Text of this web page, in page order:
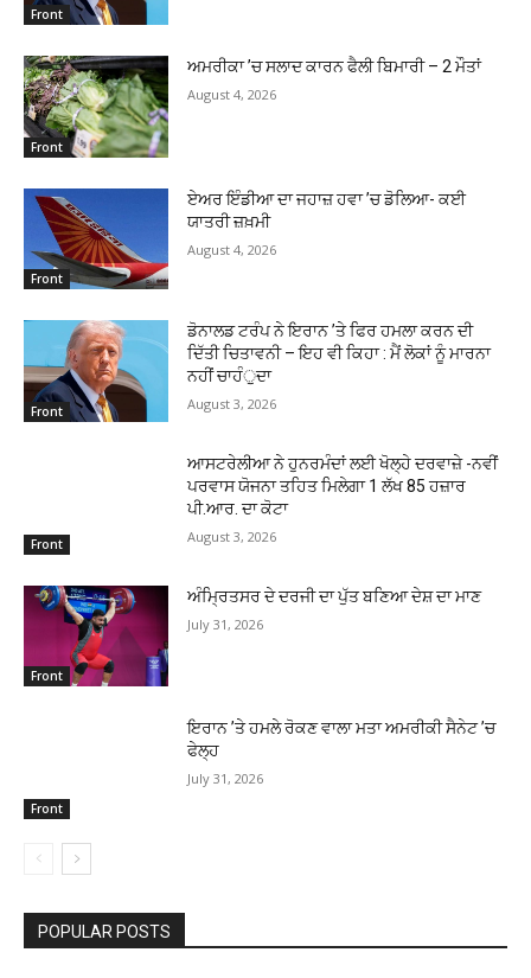
Front
Front
ਅਮਰੀਕਾ ’ਚ ਸਲਾਦ ਕਾਰਨ ਫੈਲੀ ਬਿਮਾਰੀ – 2 ਮੌਤਾਂ
August 4, 2026
Front
ਏਅਰ ਇੰਡੀਆ ਦਾ ਜਹਾਜ਼ ਹਵਾ ’ਚ ਡੋਲਿਆ- ਕਈ
ਯਾਤਰੀ ਜ਼ਖ਼ਮੀ
August 4, 2026
Front
ਡੋਨਾਲਡ ਟਰੰਪ ਨੇ ਇਰਾਨ ’ਤੇ ਫਿਰ ਹਮਲਾ ਕਰਨ ਦੀ
ਦਿੱਤੀ ਚਿਤਾਵਨੀ – ਇਹ ਵੀ ਕਿਹਾ : ਮੈਂ ਲੋਕਾਂ ਨੂੰ ਮਾਰਨਾ
ਨਹੀਂ ਚਾਹੰੁਦਾ
August 3, 2026
Front
ਆਸਟਰੇਲੀਆ ਨੇ ਹੁਨਰਮੰਦਾਂ ਲਈ ਖੋਲ੍ਹੇ ਦਰਵਾਜ਼ੇ -ਨਵੀਂ
ਪਰਵਾਸ ਯੋਜਨਾ ਤਹਿਤ ਮਿਲੇਗਾ 1 ਲੱਖ 85 ਹਜ਼ਾਰ
ਪੀ.ਆਰ. ਦਾ ਕੋਟਾ
August 3, 2026
Front
ਅੰਮਿ੍ਰਤਸਰ ਦੇ ਦਰਜੀ ਦਾ ਪੁੱਤ ਬਣਿਆ ਦੇਸ਼ ਦਾ ਮਾਣ
July 31, 2026
Front
ਇਰਾਨ ’ਤੇ ਹਮਲੇ ਰੋਕਣ ਵਾਲਾ ਮਤਾ ਅਮਰੀਕੀ ਸੈਨੇਟ ’ਚ
ਫੇਲ੍ਹ
July 31, 2026
POPULAR POSTS